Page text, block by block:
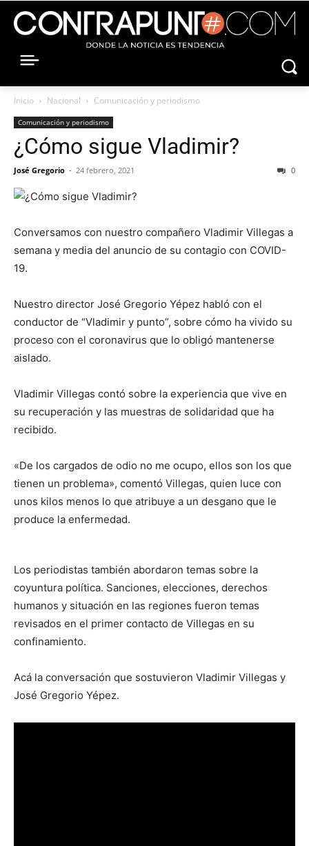
Inicio Nacional Comunicación y periodismo
Comunicación y periodismo
¿Cómo sigue Vladimir?
José Gregorio - 24 febrero, 2021 0
Conversamos con nuestro compañero Vladimir Villegas a
semana y media del anuncio de su contagio con COVID-
19.
Nuestro director José Gregorio Yépez habló con el
conductor de “Vladimir y punto”, sobre cómo ha vivido su
proceso con el coronavirus que lo obligó mantenerse
aislado.
Vladimir Villegas contó sobre la experiencia que vive en
su recuperación y las muestras de solidaridad que ha
recibido.
«De los cargados de odio no me ocupo, ellos son los que
tienen un problema», comentó Villegas, quien luce con
unos kilos menos lo que atribuye a un desgano que le
produce la enfermedad.
Los periodistas también abordaron temas sobre la
coyuntura política. Sanciones, elecciones, derechos
humanos y situación en las regiones fueron temas
revisados en el primer contacto de Villegas en su
confinamiento.
Acá la conversación que sostuvieron Vladimir Villegas y
José Gregorio Yépez.